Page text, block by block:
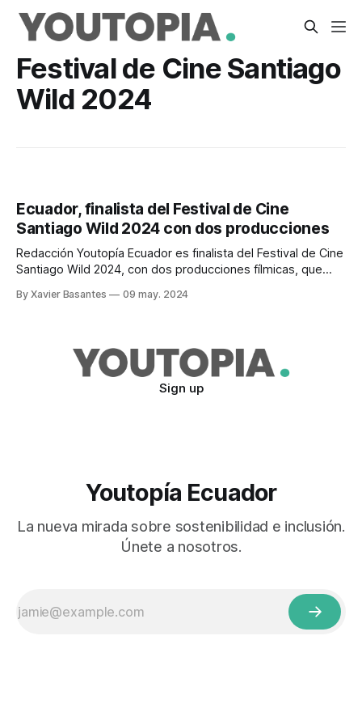
Festival de Cine Santiago
Wild 2024
Ecuador, finalista del Festival de Cine
Santiago Wild 2024 con dos producciones
Redacción Youtopía Ecuador es finalista del Festival de Cine
Santiago Wild 2024, con dos producciones fílmicas, que
largometraje Allpamanda, del colectivo cinematográfico
Santiago Wild,
By Xavier Basantes 09 may. 2024
Sign up
Youtopía Ecuador
La nueva mirada sobre sostenibilidad e inclusión.
Únete a nosotros.